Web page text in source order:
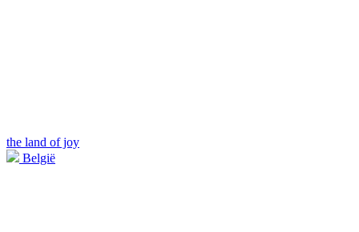
the land of joy
België